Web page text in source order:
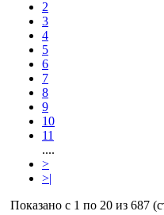
2
3
4
5
6
7
8
9
10
11
....
>
>|
Показано с 1 по 20 из 687